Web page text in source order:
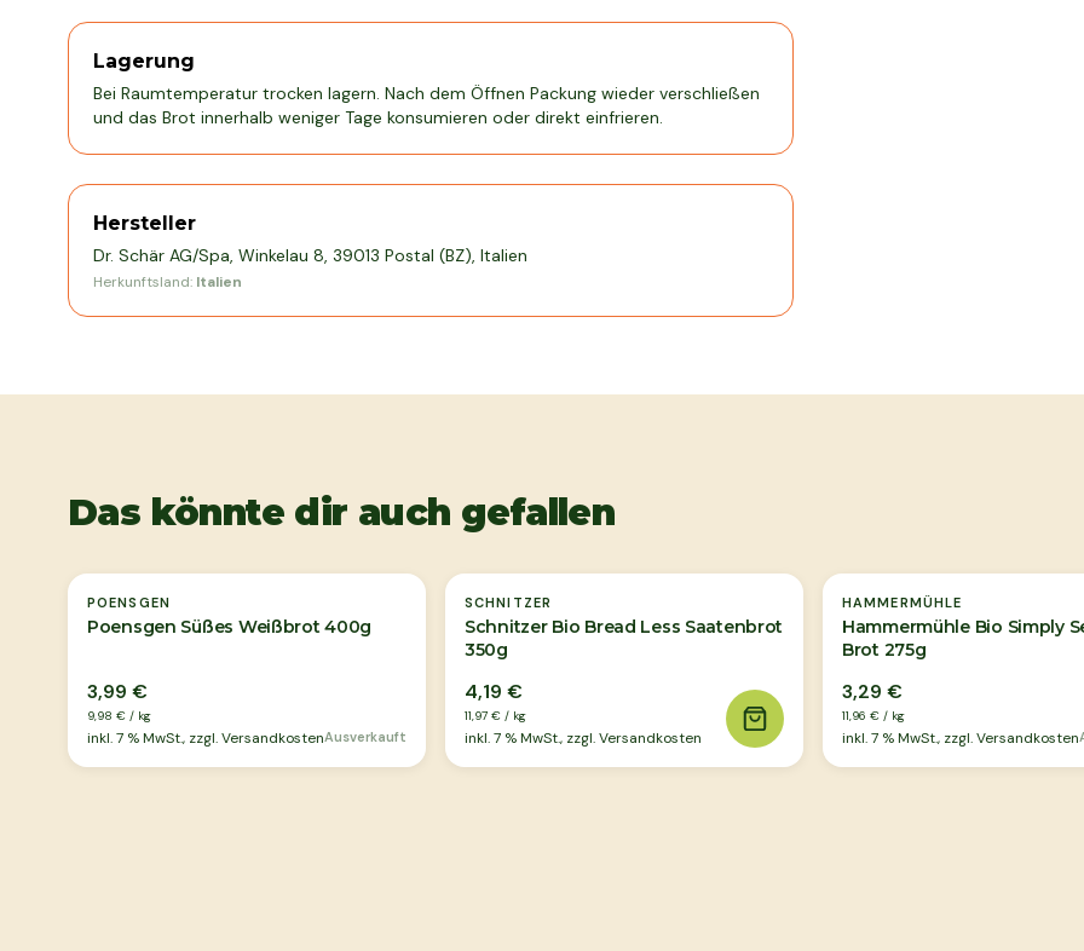
Lagerung
Bei Raumtemperatur trocken lagern. Nach dem Öffnen Packung wieder verschließen
und das Brot innerhalb weniger Tage konsumieren oder direkt einfrieren.
Hersteller
Dr. Schär AG/Spa, Winkelau 8, 39013 Postal (BZ), Italien
Herkunftsland: Italien
Das könnte dir auch gefallen
POENSGEN
Poensgen Süßes Weißbrot 400g
3,99 €
9,98 € / kg
inkl.7 % MwSt., zzgl. VersandkostenAusverkauft
SCHNITZER
Schnitzer Bio Bread Less Saatenbrot
350g
4,19 €
11,97 € / kg
inkl.7 % MwSt., zzgl. Versandkosten
HAMMERMÜHLE
Hammermühle Bio Simply
Brot 275g
3,29 €
11,96 € / kg
inkl.7 % MwSt., zzgl. Versandkosten